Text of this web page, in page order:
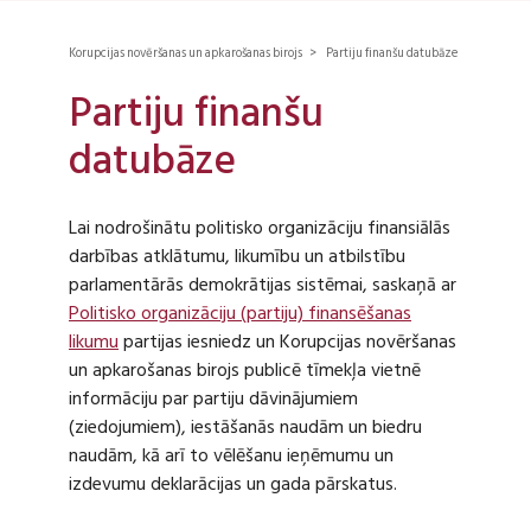
Korupcijas novēršanas un apkarošanas birojs > Partiju finanšu datubāze
Partiju finanšu
datubāze
Lai nodrošinātu politisko organizāciju finansiālās
darbības atklātumu, likumību un atbilstību
parlamentārās demokrātijas sistēmai, saskaņā ar
Politisko organizāciju (partiju) finansēšanas
likumupartijas iesniedz un Korupcijas novēršanas
un apkarošanas birojs publicē tīmekļa vietnē
informāciju par partiju dāvinājumiem
(ziedojumiem), iestāšanās naudām un biedru
naudām, kā arī to vēlēšanu ieņēmumu un
izdevumu deklarācijas un gada pārskatus.